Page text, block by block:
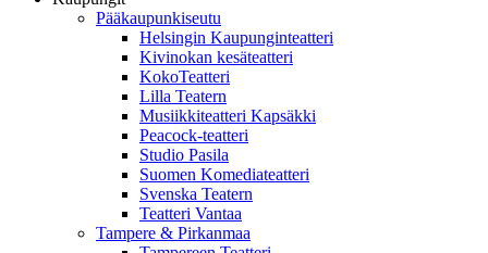
Pääkaupunkiseutu
Helsingin Kaupunginteatteri
Kivinokan kesäteatteri
KokoTeatteri
Lilla Teatern
Musiikkiteatteri Kapsäkki
Peacock-teatteri
Studio Pasila
Suomen Komediateatteri
Svenska Teatern
Teatteri Vantaa
Tampere & Pirkanmaa